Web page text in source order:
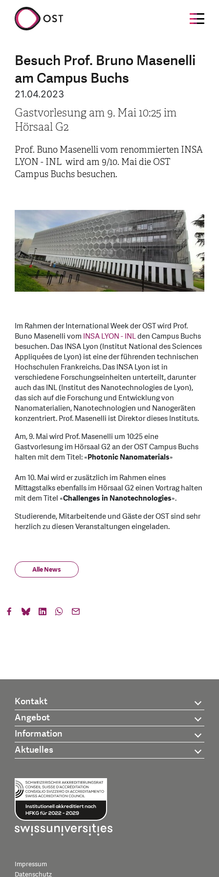
Besuch Prof. Bruno Masenelli
am Campus Buchs
21.04.2023
Gastvorlesung am 9. Mai 10:25 im
Hörsaal G2
Prof. Buno Masenelli vom renommierten INSA
LYON - INL wird am 9/10. Mai die OST
Campus Buchs besuchen.
Im Rahmen der International Week der OST wird Prof.
Buno Masenelli vom INSA LYON - INLden Campus Buchs
besuchen. Das INSA Lyon (Institut National des Sciences
Appliquées de Lyon) ist eine der führenden technischen
Hochschulen Frankreichs. Das INSA Lyon ist in
verschiedene Forschungseinheiten unterteilt, darunter
auch das INL (Institut des Nanotechnologies de Lyon),
das sich auf die Forschung und Entwicklung von
Nanomaterialien, Nanotechnologien und Nanogeräten
konzentriert. Prof. Masenelli ist Direktor dieses Instituts.
Am, 9. Mai wird Prof. Masenelli um 10:25 eine
Gastvorlesung im Hörsaal G2 an der OST Campus Buchs
halten mit dem Titel: «Photonic Nanomaterials»
Am 10. Mai wird er zusätzlich im Rahmen eines
Mittagstalks ebenfalls im Hörsaal G2 einen Vortrag halten
mit dem Titel «Challenges in Nanotechnologies».
Studierende, Mitarbeitende und Gäste der OST sind sehr
herzlich zu diesen Veranstaltungen eingeladen.
Alle News
Kontakt
Angebot
Information
Aktuelles
Impressum
Datenschutz